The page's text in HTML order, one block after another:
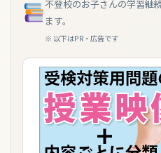
不登校のお子さんの学習継
ます。
※ 以下はPR・広告です